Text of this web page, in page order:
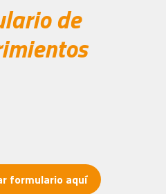
de
formulario aquí